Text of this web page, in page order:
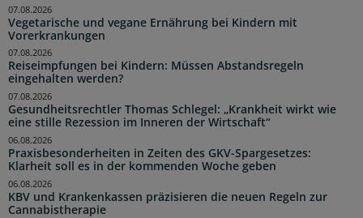
Vegetarische und vegane Ernährung bei Kindern mit
Vorerkrankungen
07.08.2026
Reiseimpfungen bei Kindern: Müssen Abstandsregeln
eingehalten werden?
07.08.2026
Gesundheitsrechtler Thomas Schlegel: „Krankheit wirkt wie
eine stille Rezession im Inneren der Wirtschaft“
07.08.2026
Praxisbesonderheiten in Zeiten des GKV-Spargesetzes:
Klarheit soll es in der kommenden Woche geben
06.08.2026
KBV und Krankenkassen präzisieren die neuen Regeln zur
Cannabistherapie
06.08.2026